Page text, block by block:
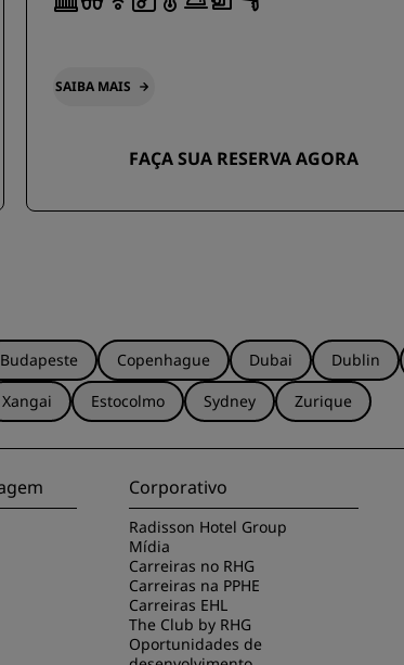
SAIBA MAIS
FAÇA SUA RESERVA AGORA
Budapeste Copenhague Dubai Dublin
Xangai Estocolmo Sydney Zurique
Corporativo
Radisson Hotel Group
Mídia
Carreiras no RHG
Carreiras na PPHE
Carreiras EHL
The Club by RHG
Oportunidades de